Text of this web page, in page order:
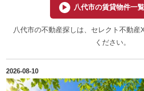
▶ 八代市の賃貸物件一
八代市の不動産探しは、セレクト不動産
ください。
2026-08-10